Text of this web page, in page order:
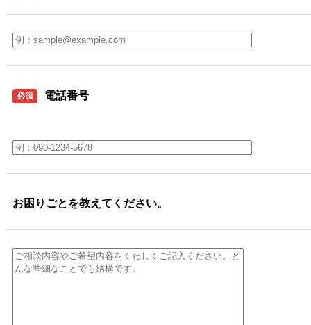
必須 電話番号
お困りごとを教えてください。